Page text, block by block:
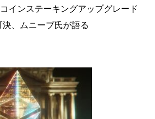
インステーキングアップグレード
、ムニーブ氏が語る